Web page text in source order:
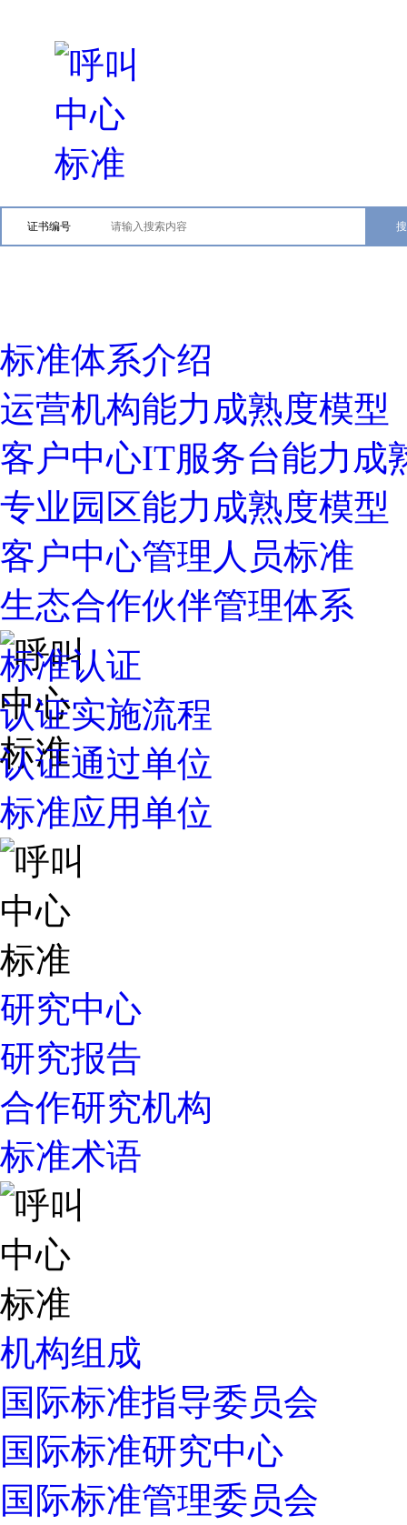
证书编号
标准体系介绍
运营机构能力成熟度模型
客户中心IT服务台能力成
专业园区能力成熟度模型
客户中心管理人员标准
生态合作伙伴管理体系
标准认证
认证实施流程
认证通过单位
标准应用单位
研究中心
研究报告
合作研究机构
标准术语
机构组成
国际标准指导委员会
国际标准研究中心
国际标准管理委员会